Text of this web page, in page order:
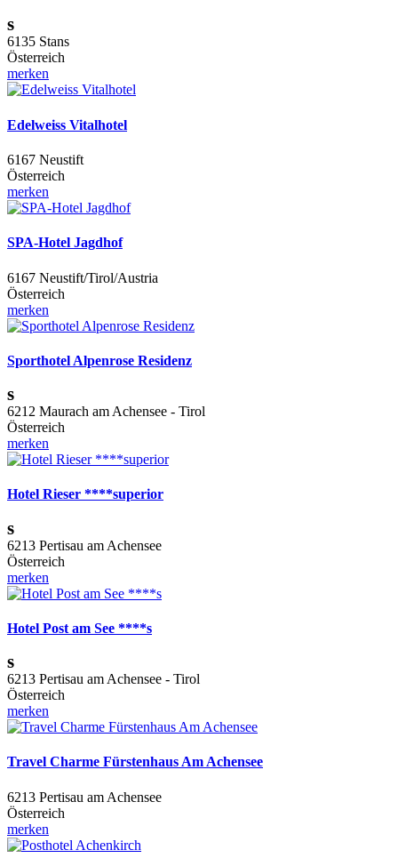
s
6135 Stans
Österreich
merken
Edelweiss Vitalhotel
6167 Neustift
Österreich
merken
SPA-Hotel Jagdhof
6167 Neustift/Tirol/Austria
Österreich
merken
Sporthotel Alpenrose Residenz
s
6212 Maurach am Achensee - Tirol
Österreich
merken
Hotel Rieser ****superior
s
6213 Pertisau am Achensee
Österreich
merken
Hotel Post am See ****s
s
6213 Pertisau am Achensee - Tirol
Österreich
merken
Travel Charme Fürstenhaus Am Achensee
6213 Pertisau am Achensee
Österreich
merken